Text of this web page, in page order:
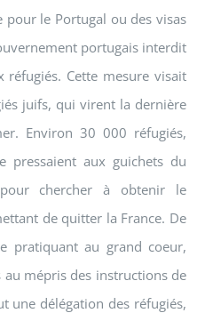
pour le Portugal ou des visas
portugais interdit
réfugiés. Cette mesure visait
juifs, qui virent la dernière
Environ 30 000 réfugiés,
pressaient aux guichets du
chercher à obtenir le
de quitter la France. De
pratiquant au grand coeur,
au mépris des instructions de
une délégation des réfugiés,